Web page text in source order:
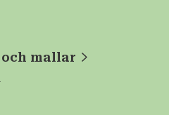
mallar